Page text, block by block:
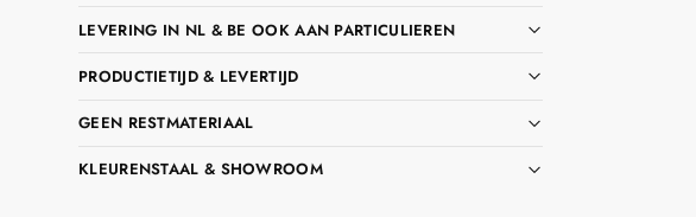
LEVERING IN NL & BE OOK AAN PARTICULIEREN
PRODUCTIETIJD & LEVERTIJD
GEEN RESTMATERIAAL
KLEURENSTAAL & SHOWROOM